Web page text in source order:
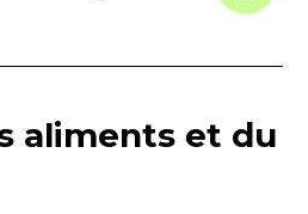
aliments et du